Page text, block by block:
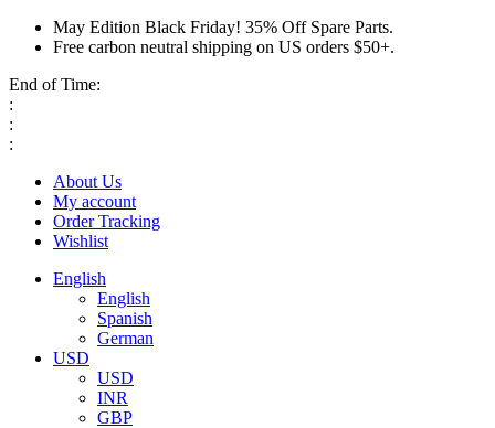
May Edition Black Friday! 35% Off Spare Parts.
Free carbon neutral shipping on US orders $50+.
End of Time:
:
:
:
About Us
My account
Order Tracking
Wishlist
English
English
Spanish
German
USD
USD
INR
GBP